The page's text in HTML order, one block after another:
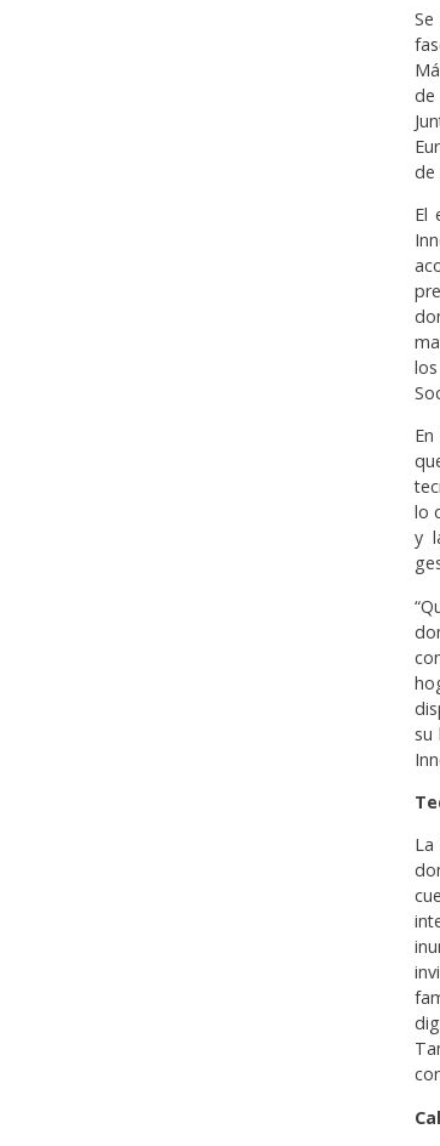
de
de
El
lo
y
su